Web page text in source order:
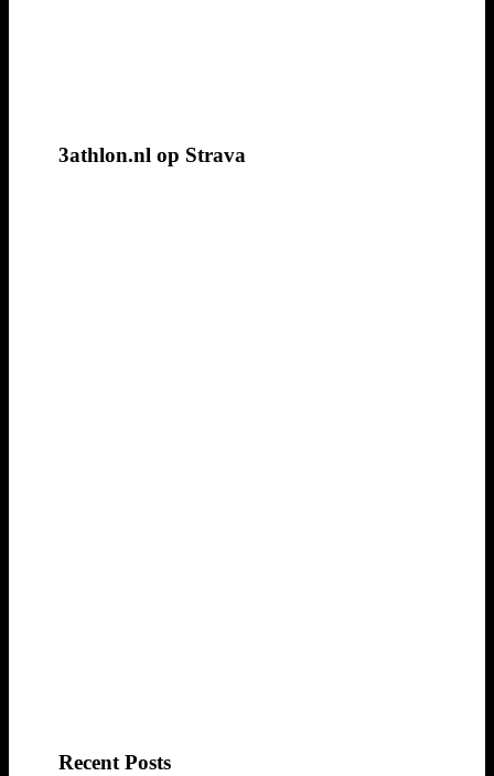
3athlon.nl op Strava
Recent Posts